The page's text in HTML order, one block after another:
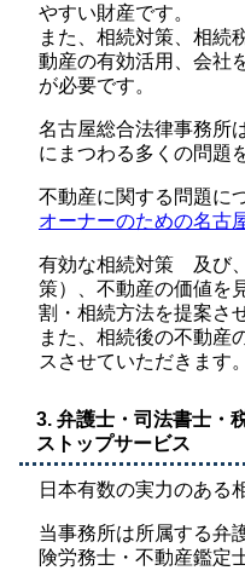
やすい財産です。
また、相続対策、相続
動産の有効活用、会社
が必要です。
名古屋総合法律事務所
にまつわる多くの問題
不動産に関する問題に
オーナーのための名古
有効な相続対策 及び
策）、不動産の価値を
割・相続方法を提案さ
また、相続後の不動産
スさせていただきます。
3. 弁護士・司法書士・
ストップサービス
日本有数の実力のある
当事務所は所属する弁
険労務士・不動産鑑定